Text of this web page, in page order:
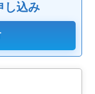
し込み